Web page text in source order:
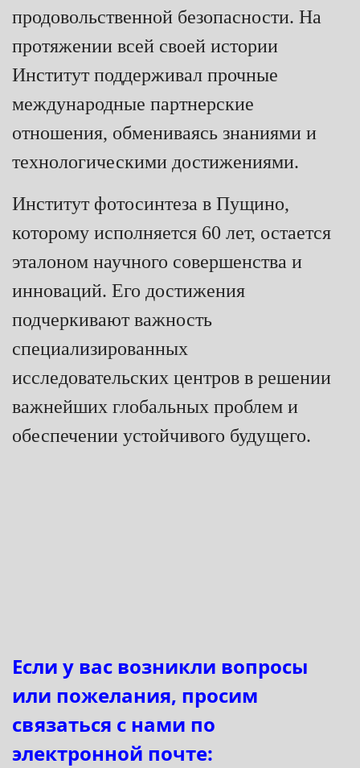
продовольственной безопасности. На
протяжении всей своей истории
Институт поддерживал прочные
международные партнерские
отношения, обмениваясь знаниями и
технологическими достижениями.
Институт фотосинтеза в Пущино,
которому исполняется 60 лет, остается
эталоном научного совершенства и
инноваций. Его достижения
подчеркивают важность
специализированных
исследовательских центров в решении
важнейших глобальных проблем и
обеспечении устойчивого будущего.
Если у вас возникли вопросы
или пожелания, просим
связаться с нами по
электронной почте: